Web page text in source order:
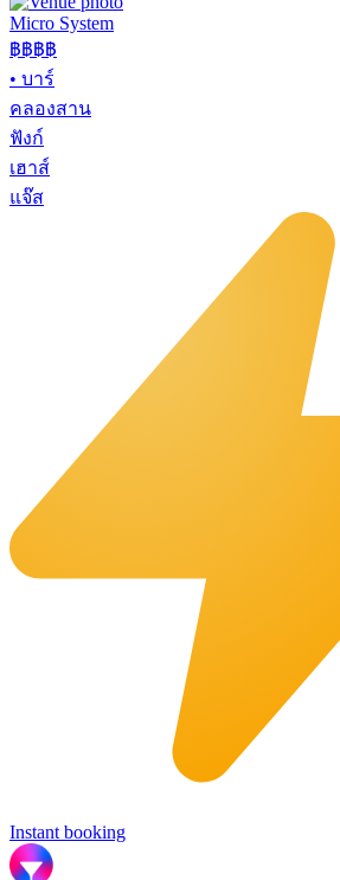
Micro System
฿฿฿฿
• บาร์
คลองสาน
ฟังก์
เฮาส์
แจ๊ส
Instant booking